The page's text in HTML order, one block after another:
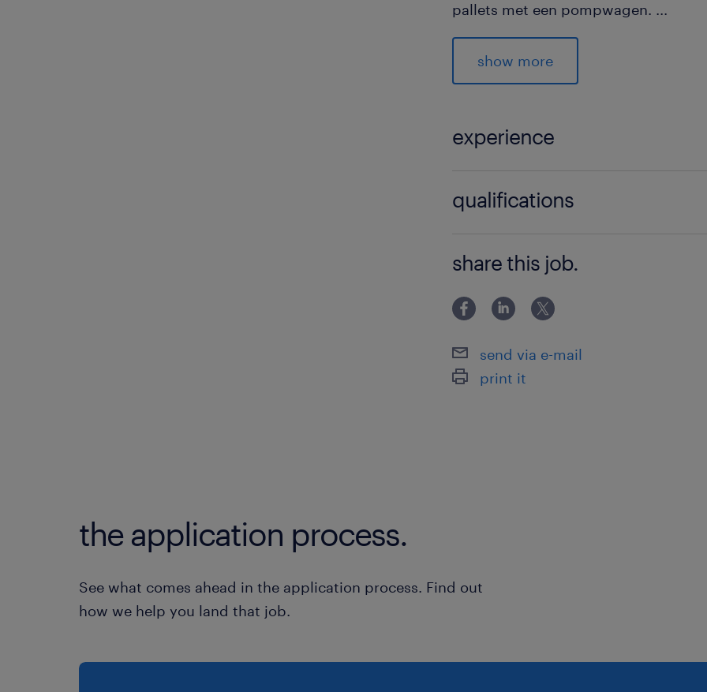
pallets met een pompwagen. ...
Je vervoert verschillende soorten
voor dat je een ADR-certificaat nodig
De werkdagen zijn van maandag tot
Dagritten
Een bedrijf met een geschiedenis die
deze opdrachtgever telt iedereen.
Wil jij bij dit bedrijf aan de slag?
hierin herkent.
show more
experience
qualifications
share this job.
send via e-mail
print it
the application process.
See what comes ahead in the application process. Find out
how we help you land that job.